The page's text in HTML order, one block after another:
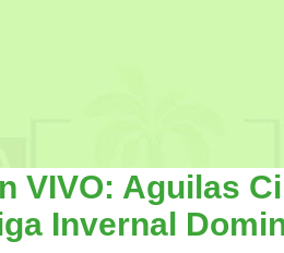
VIVO: Aguilas
Invernal